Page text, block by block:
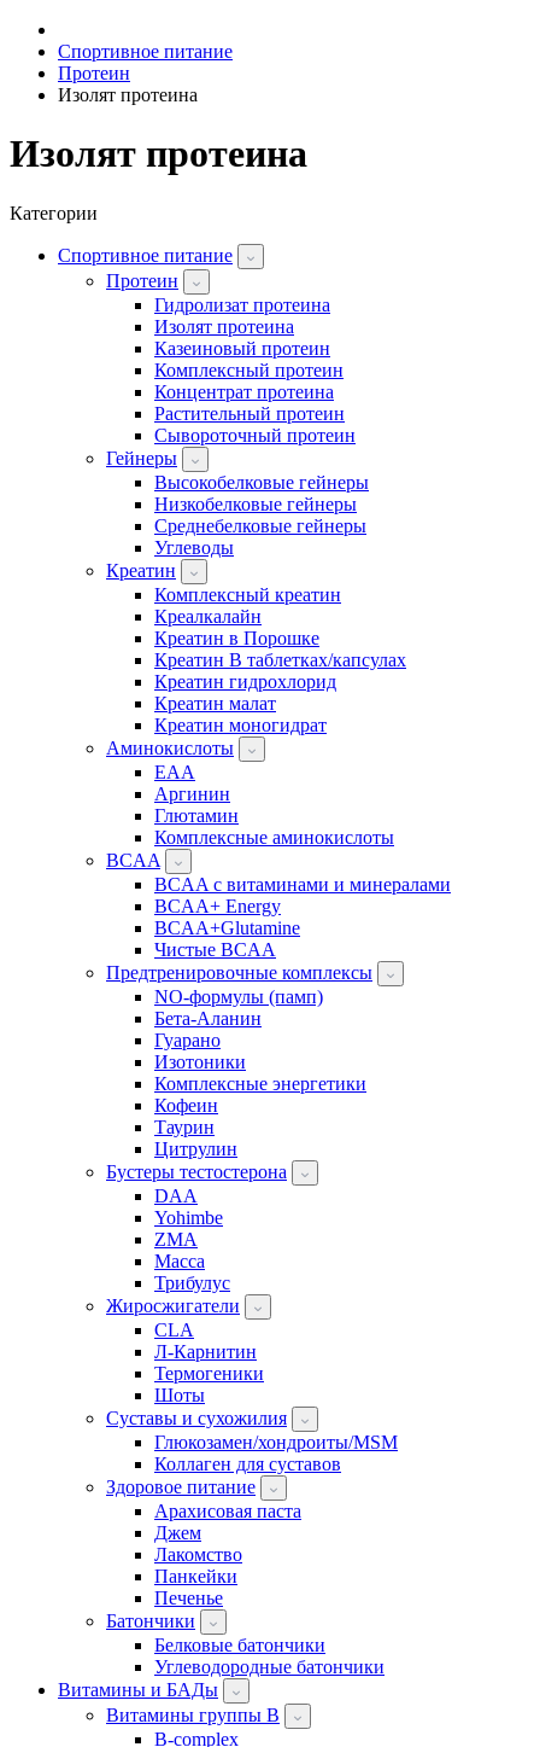
Спортивное питание
Протеин
Изолят протеина
Изолят протеина
Категории
Спортивное питание
Протеин
Гидролизат протеина
Изолят протеина
Казеиновый протеин
Комплексный протеин
Концентрат протеина
Растительный протеин
Сывороточный протеин
Гейнеры
Высокобелковые гейнеры
Низкобелковые гейнеры
Среднебелковые гейнеры
Углеводы
Креатин
Комплексный креатин
Креалкалайн
Креатин в Порошке
Креатин В таблетках/капсулах
Креатин гидрохлорид
Креатин малат
Креатин моногидрат
Аминокислоты
EAA
Аргинин
Глютамин
Комплексные аминокислоты
BCAA
BCAA с витаминами и минералами
BCAA+ Energy
BCAA+Glutamine
Чистые BCAA
Предтренировочные комплексы
NO-формулы (памп)
Бета-Аланин
Гуарано
Изотоники
Комплексные энергетики
Кофеин
Таурин
Цитрулин
Бустеры тестостерона
DAA
Yohimbe
ZMA
Масса
Трибулус
Жиросжигатели
CLA
Л-Карнитин
Термогеники
Шоты
Суставы и сухожилия
Глюкозамен/хондроиты/MSM
Коллаген для суставов
Здоровое питание
Арахисовая паста
Джем
Лакомство
Панкейки
Печенье
Батончики
Белковые батончики
Углеводородные батончики
Витамины и БАДы
Витамины группы B
B-complex